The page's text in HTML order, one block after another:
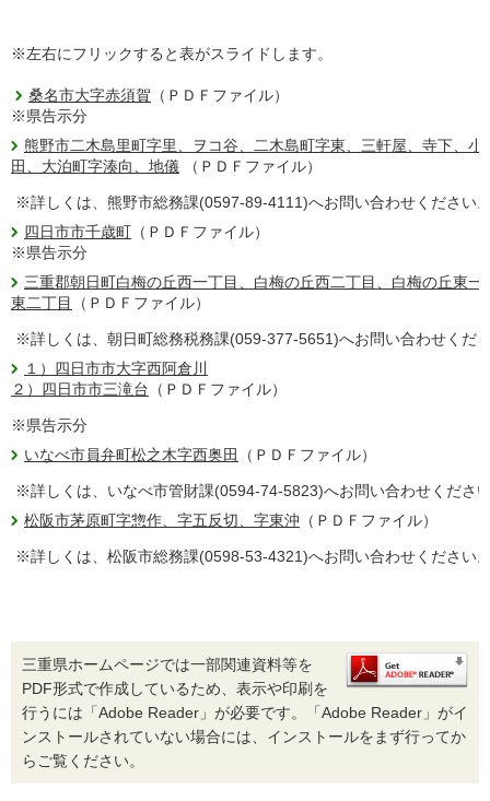
※左右にフリックすると表がスライドします。
桑名市大字赤須賀 （ＰＤＦファイル）
※県告示分
熊野市二木島里町字里、ヲコ谷、二木島町字東、三軒屋、寺下、小
田、大泊町字湊向、地儀 （ＰＤＦファイル）
※詳しくは、熊野市総務課(0597-89-4111)へお問い合わせください
四日市市千歳町 （ＰＤＦファイル）
※県告示分
三重郡朝日町白梅の丘西一丁目、白梅の丘西二丁目、白梅の丘東一
東二丁目
（ＰＤＦファイル）
※詳しくは、朝日町総務税務課(059-377-5651)へお問い合わせくだ
１）四日市市大字西阿倉川
２）四日市市三滝台 （ＰＤＦファイル）
※県告示分
いなべ市員弁町松之木字西奥田
（ＰＤＦファイル）
※詳しくは、いなべ市管財課(0594-74-5823)へお問い合わせくださ
松阪市茅原町字惣作、字五反切、字東沖 （ＰＤＦファイル）
※詳しくは、松阪市総務課(0598-53-4321)へお問い合わせください
三重県ホームページでは一部関連資料等を
PDF形式で作成しているため、表示や印刷を
行うには「Adobe Reader」が必要です。「Adobe Reader」がイ
ンストールされていない場合には、インストールをまず行ってか
らご覧ください。